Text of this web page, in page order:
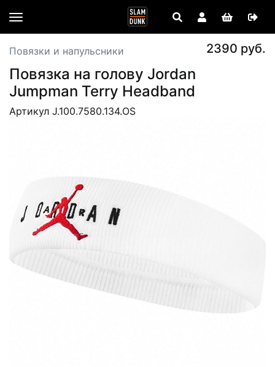
Повязки и напульсники 2390 руб.
Повязка на голову Jordan
Jumpman Terry Headband
Артикул J.100.7580.134.OS